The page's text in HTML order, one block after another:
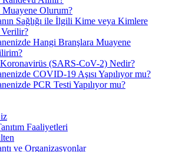
Muayene Olurum?
Sağlığı ile İlgili Kime veya Kimlere
Hangi Branşlara Muayene
(SARS-CoV-2) Nedir?
COVID-19 Aşısı Yapılıyor mu?
PCR Testi Yapılıyor mu?
Faaliyetleri
ve Organizasyonlar